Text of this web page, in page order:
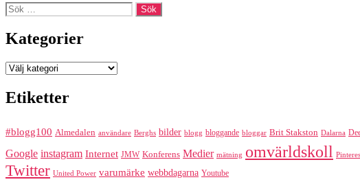
Sök
efter:
Kategorier
Kategorier
Etiketter
#blogg100 Almedalen användare Berghs bilder blogg bloggande bloggar Brit Stakston Dalarna
Google instagram Internet JMW Konferens Medier mätning omvärldskoll
Twitter United Power varumärke webbdagarna Youtube